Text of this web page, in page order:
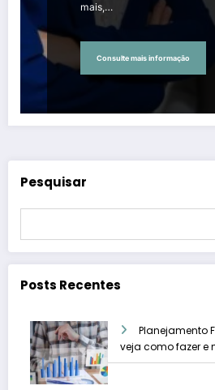
mais,…
Consulte mais informação
Pesquisar
Posts Recentes
Planejamento
veja como fazer e